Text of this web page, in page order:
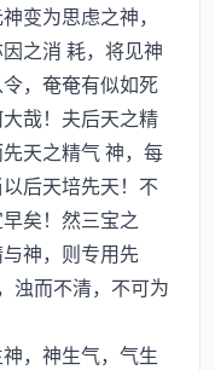
变为思虑之神，
之消 耗，将见神
，奄奄有似如死
哉！夫后天之精
天之精气 神，每
后天培先天！不
矣！然三宝之
神，则专用先
浊而不清，不可为
，神生气，气生